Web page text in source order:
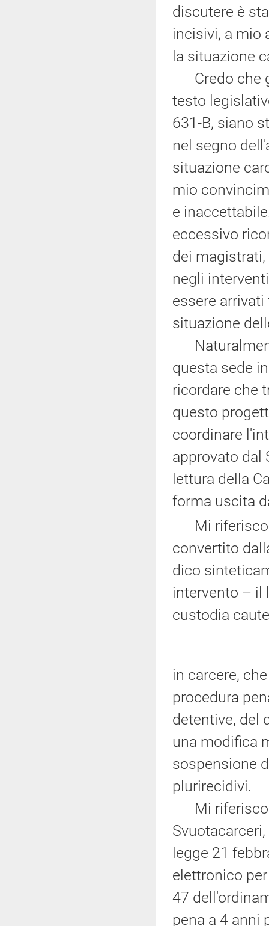
discutere è
incisivi, a mio
la situazione
Credo che
testo
631-B, siano
nel segno
situazione
mio
e
eccessivo
dei
negli
essere
situazione
questa sede
ricordare che
questo
coordinare
approvato dal
lettura della
forma uscita
Mi riferisco
convertito
dico
intervento – il
custodia
in carcere,
procedura
detentive, del
una modifica
sospensione
plurirecidivi.
Mi riferisco
legge 21
elettronico
47
pena a 4 anni